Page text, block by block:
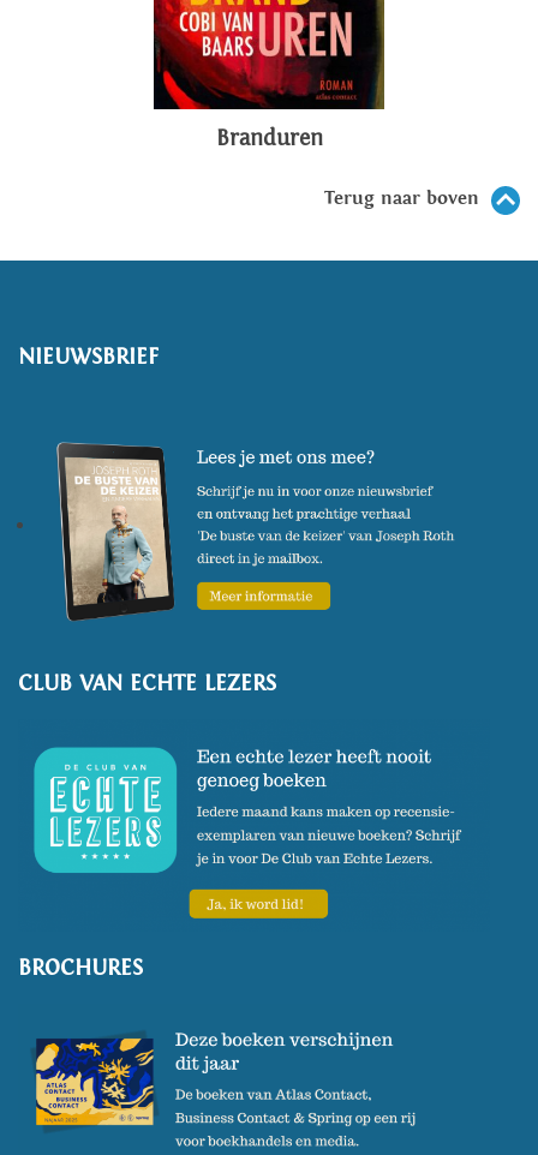
Branduren
Terug naar boven
NIEUWSBRIEF
CLUB VAN ECHTE LEZERS
BROCHURES